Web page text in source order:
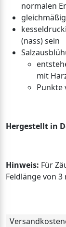
normalen
(nass) sein
mit
Punkte
Hergestellt in
Hinweis: Für
Feldlänge von